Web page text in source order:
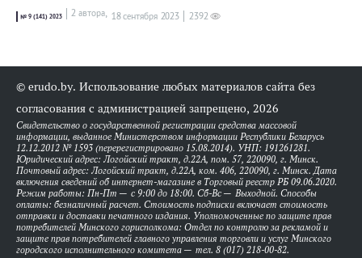
№ 9 (141) 2023 2 автора, 18 сентября 2023 2392
© erudo.by. Использование любых материалов сайта без
согласования с администрацией запрещено, 2026
Свидетельство о государственной регистрации средства массовой
информации, выданное Министерством информации Республики Беларусь
12.12.2012 № 1593 (перерегистрировано 15.08.2014). УНП: 191261281.
Юридический адрес: Логойский тракт, д.22А, пом. 57, 220090, г. Минск.
Почтовый адрес: Логойский тракт, д.22А, ком. 406, 220090, г. Минск. Дата
включения сведений об интернет-магазине в Торговый реестр РБ 09.06.2020.
Режим работы: Пн-Пт — с 9:00 до 18:00. Сб-Вс — Выходной. Способы
оплаты: безналичный расчет. Стоимость подписки включает стоимость
отправки и доставки печатного издания. Уполномоченные по защите прав
потребителей Минского горисполкома: Отдел по контролю за рекламой и
защите прав потребителей главного управления торговли и услуг Минского
городского исполнительного комитета — тел. 8 (017) 218-00-82.